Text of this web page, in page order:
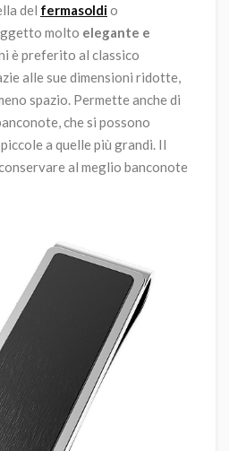
del fermasoldio
molto elegante e
è preferito al classico
alle sue dimensioni ridotte,
spazio. Permette anche di
che si possono
a quelle più grandi. Il
al meglio banconote